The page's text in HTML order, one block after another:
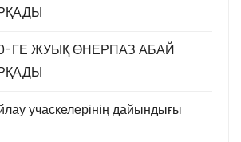
ГЕ ЖУЫҚ ӨНЕРПАЗ АБАЙ
учаскелерінің дайындығы